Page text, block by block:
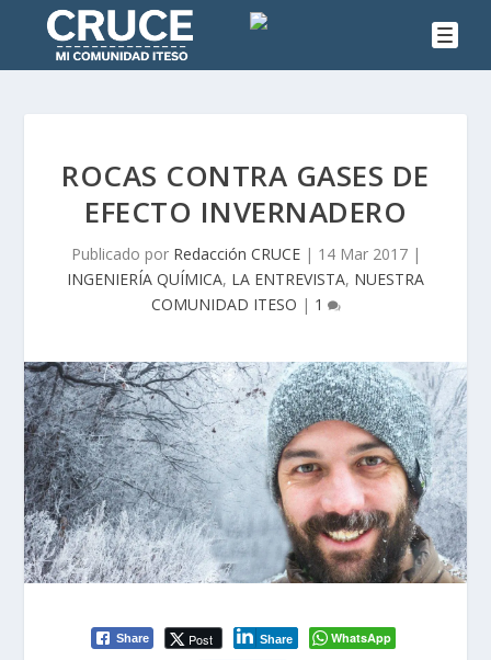
ROCAS CONTRA GASES DE
EFECTO INVERNADERO
Publicado por Redacción CRUCE| 14 Mar 2017|
INGENIERÍA QUÍMICA, LA ENTREVISTA, NUESTRA
COMUNIDAD ITESO | 1
Share Post Share
WhatsApp